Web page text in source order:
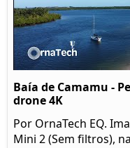
Baía de Camamu -
drone 4K
Por OrnaTech EQ.
Mini 2 (Sem filtros),